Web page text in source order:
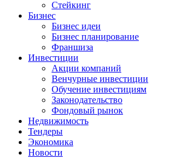
Стейкинг
Бизнес
Бизнес идеи
Бизнес планирование
Франшиза
Инвестиции
Акции компаний
Венчурные инвестиции
Обучение инвестициям
Законодательство
Фондовый рынок
Недвижимость
Тендеры
Экономика
Новости